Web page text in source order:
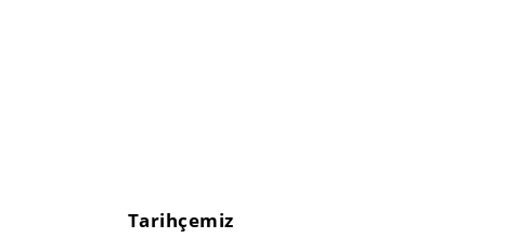
Tarihçemiz